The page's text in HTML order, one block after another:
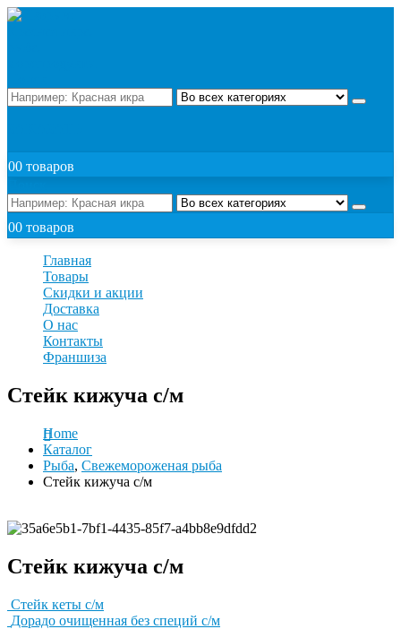
00 товаров
00 товаров
Главная
Товары
Скидки и акции
Доставка
О нас
Контакты
Франшиза
Стейк кижуча с/м
Home
Каталог
Рыба, Свежемороженая рыба
Стейк кижуча с/м
Стейк кижуча с/м
Стейк кеты с/м
Дорадо очищенная без специй с/м